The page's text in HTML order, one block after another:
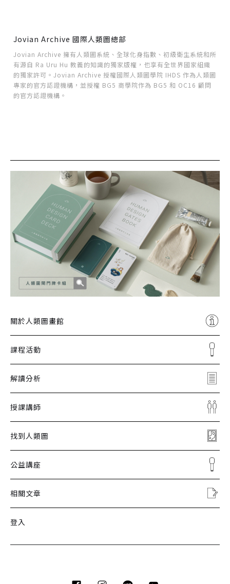
Jovian Archive 國際人類圖總部
Jovian Archive 擁有人類圖系統、全球化身指數、初級衛生系統和所
有源自 Ra Uru Hu 教義的知識的獨家版權，也享有全世界國家組織
的獨家許可。Jovian Archive 授權國際人類圖學院 IHDS 作為人類圖
專家的官方認證機構，並授權 BG5 商學院作為 BG5 和 OC16 顧問
的官方認證機構。
關於人類圖畫館
課程活動
解讀分析
授課講師
找到人類圖
公益講座
相關文章
登入